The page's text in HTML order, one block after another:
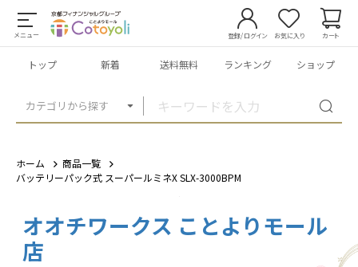
メニュー
カテゴリから探す
登録/ログイン お気に入り カート
トップ 新着 送料無料 ランキング ショップ
ホーム
商品一覧
バッテリーパック式 スーパールミネX SLX-3000BPM
1
オオチワークス ことよりモール
店